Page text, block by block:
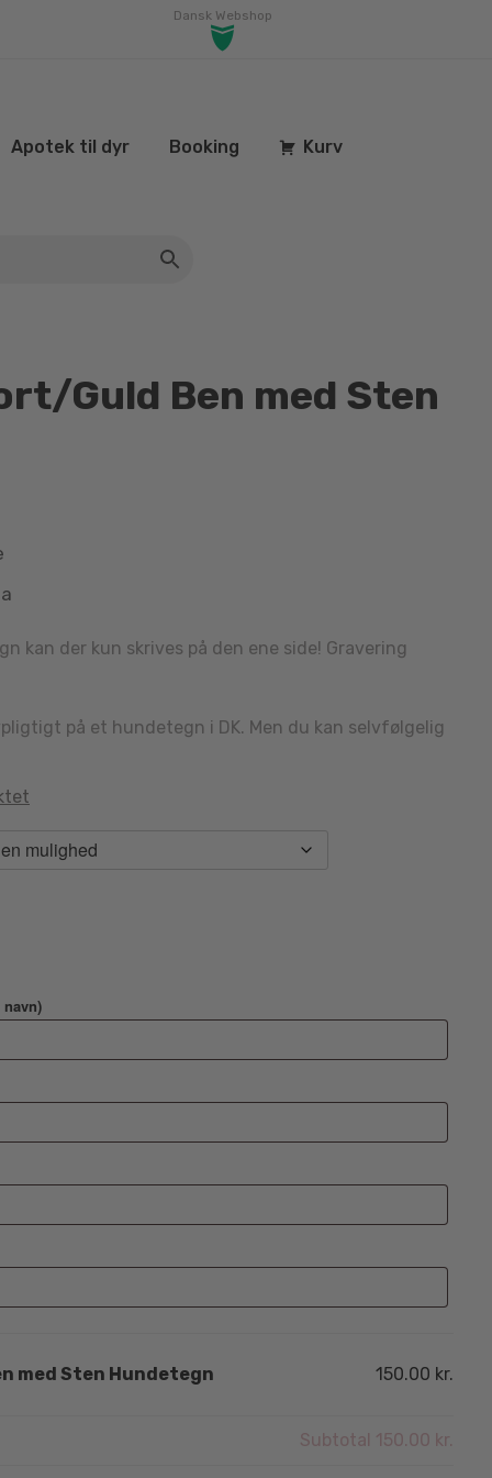
Dansk Webshop
Apotek til dyr Booking Kurv
Guld Ben med Sten
kan der kun skrives på den ene side! Gravering
på et hundetegn i DK. Men du kan selvfølgelig
med Sten Hundetegn 150.00 kr.
Subtotal 150.00 kr.